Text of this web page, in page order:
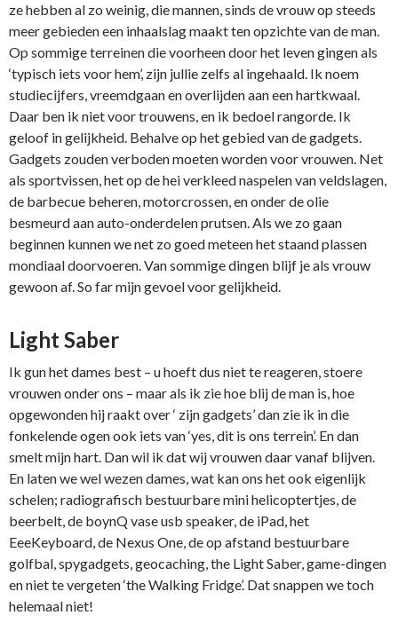
ze hebben al zo weinig, die mannen, sinds de vrouw op steeds
meer gebieden een inhaalslag maakt ten opzichte van de man.
Op sommige terreinen die voorheen door het leven gingen als
‘typisch iets voor hem’, zijn jullie zelfs al ingehaald. Ik noem
studiecijfers, vreemdgaan en overlijden aan een hartkwaal.
Daar ben ik niet voor trouwens, en ik bedoel rangorde. Ik
geloof in gelijkheid. Behalve op het gebied van de gadgets.
Gadgets zouden verboden moeten worden voor vrouwen. Net
als sportvissen, het op de hei verkleed naspelen van veldslagen,
de barbecue beheren, motorcrossen, en onder de olie
besmeurd aan auto-onderdelen prutsen. Als we zo gaan
beginnen kunnen we net zo goed meteen het staand plassen
mondiaal doorvoeren. Van sommige dingen blijf je als vrouw
gewoon af. So far mijn gevoel voor gelijkheid.
Light Saber
Ik gun het dames best – u hoeft dus niet te reageren, stoere
vrouwen onder ons – maar als ik zie hoe blij de man is, hoe
opgewonden hij raakt over ‘ zijn gadgets’ dan zie ik in die
fonkelende ogen ook iets van ‘yes, dit is ons terrein’. En dan
smelt mijn hart. Dan wil ik dat wij vrouwen daar vanaf blijven.
En laten we wel wezen dames, wat kan ons het ook eigenlijk
schelen; radiografisch bestuurbare mini helicoptertjes, de
beerbelt, de boynQ vase usb speaker, de iPad, het
EeeKeyboard, de Nexus One, de op afstand bestuurbare
golfbal, spygadgets, geocaching, the Light Saber, game-dingen
en niet te vergeten ‘the Walking Fridge’. Dat snappen we toch
helemaal niet!